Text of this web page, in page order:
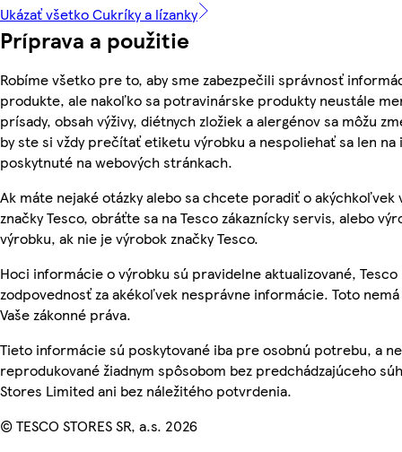
Ukázať všetko Cukríky a lízanky
Príprava a použitie
Robíme všetko pre to, aby sme zabezpečili správnosť
produkte, ale nakoľko sa potravinárske produkty neustále
prísady, obsah výživy, diétnych zložiek a alergénov sa môžu
by ste si vždy prečítať etiketu výrobku a nespoliehať sa len
poskytnuté na webových stránkach.
Ak máte nejaké otázky alebo sa chcete poradiť o akýchkoľvek
značky Tesco, obráťte sa na Tesco zákaznícky servis, alebo
výrobku, ak nie je výrobok značky Tesco.
Hoci informácie o výrobku sú pravidelne aktualizované, Tesco
zodpovednosť za akékoľvek nesprávne informácie. Toto
Vaše zákonné práva.
Tieto informácie sú poskytované iba pre osobnú potrebu, a
reprodukované žiadnym spôsobom bez predchádzajúceho
Stores Limited ani bez náležitého potvrdenia.
© TESCO STORES SR, a.s. 2026